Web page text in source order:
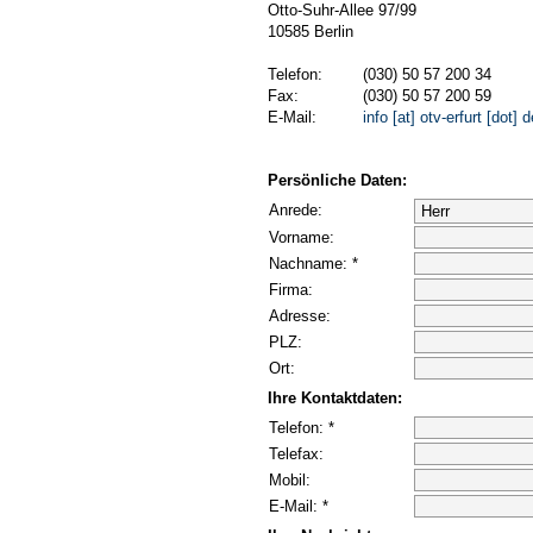
Otto-Suhr-Allee 97/99
10585 Berlin
Telefon:
(030) 50 57 200 34
Fax:
(030) 50 57 200 59
E-Mail:
info [at] otv-erfurt [dot]
Persönliche Daten:
Anrede:
Vorname:
Nachname: *
Firma:
Adresse:
PLZ:
Ort:
Ihre Kontaktdaten:
Telefon: *
Telefax:
Mobil:
E-Mail: *